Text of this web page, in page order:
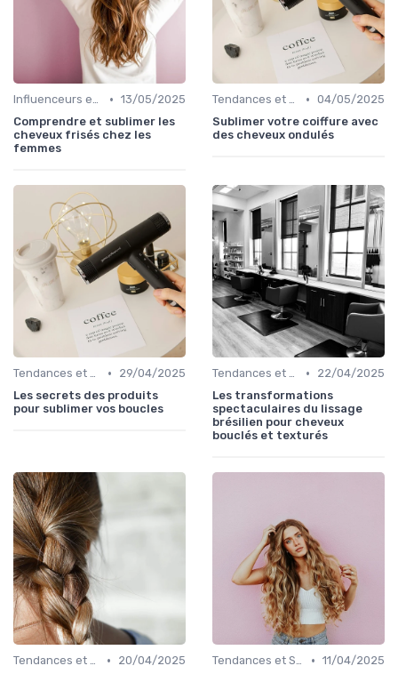
Influenceurs et Experts en Cheveux Bouclés • 13/05/2025
Comprendre et sublimer les
cheveux frisés chez les
femmes
Tendances et Styles • 04/05/2025
Sublimer votre coiffure avec
des cheveux ondulés
Tendances et Styles •
29/04/2025
Les secrets des produits
pour sublimer vos boucles
Tendances et Styles •
22/04/2025
Les transformations
spectaculaires du lissage
brésilien pour cheveux
bouclés et texturés
Tendances et Styles •
20/04/2025
Tendances et Styles • 11/04/2025